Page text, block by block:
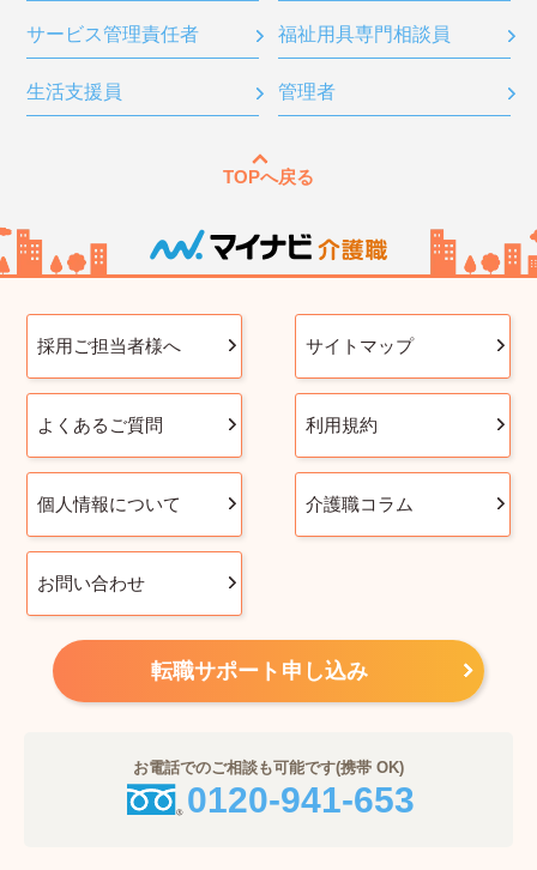
サービス管理責任者 福祉用具専門相談員
生活支援員 管理者
TOPへ戻る
採用ご担当者様へ サイトマップ
よくあるご質問 利用規約
個人情報について 介護職コラム
お問い合わせ
転職サポート申し込み
お電話でのご相談も可能です(携帯 OK)
0120-941-653